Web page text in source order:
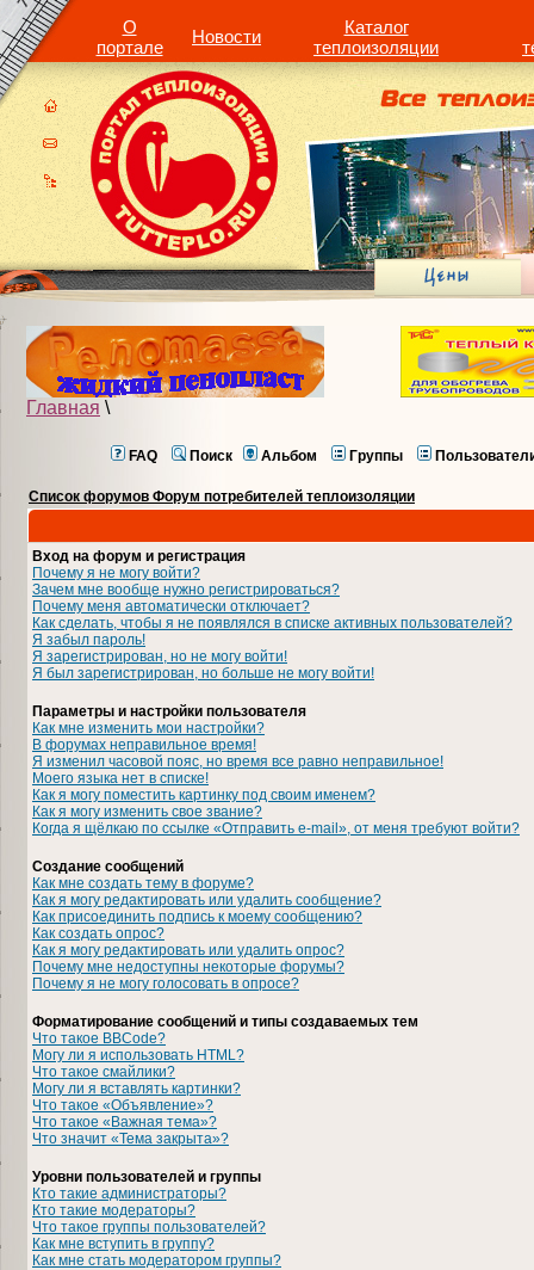
О
портале
Новости
Каталог
теплоизоляции
Главная \
FAQ Поиск Альбом Группы
Список форумов Форум потребителей теплоизоляции
Вход на форум и регистрация
Почему я не могу войти?
Зачем мне вообще нужно регистрироваться?
Почему меня автоматически отключает?
Как сделать, чтобы я не появлялся в списке активных пользователей?
Я забыл пароль!
Я зарегистрирован, но не могу войти!
Я был зарегистрирован, но больше не могу войти!
Параметры и настройки пользователя
Как мне изменить мои настройки?
В форумах неправильное время!
Я изменил часовой пояс, но время все равно неправильное!
Моего языка нет в списке!
Как я могу поместить картинку под своим именем?
Как я могу изменить свое звание?
Когда я щёлкаю по ссылке «Отправить e-mail», от меня требуют войти?
Создание сообщений
Как мне создать тему в форуме?
Как я могу редактировать или удалить сообщение?
Как присоединить подпись к моему сообщению?
Как создать опрос?
Как я могу редактировать или удалить опрос?
Почему мне недоступны некоторые форумы?
Почему я не могу голосовать в опросе?
Форматирование сообщений и типы создаваемых тем
Что такое BBCode?
Могу ли я использовать HTML?
Что такое смайлики?
Могу ли я вставлять картинки?
Что такое «Объявление»?
Что такое «Важная тема»?
Что значит «Тема закрыта»?
Уровни пользователей и группы
Кто такие администраторы?
Кто такие модераторы?
Что такое группы пользователей?
Как мне вступить в группу?
Как мне стать модератором группы?